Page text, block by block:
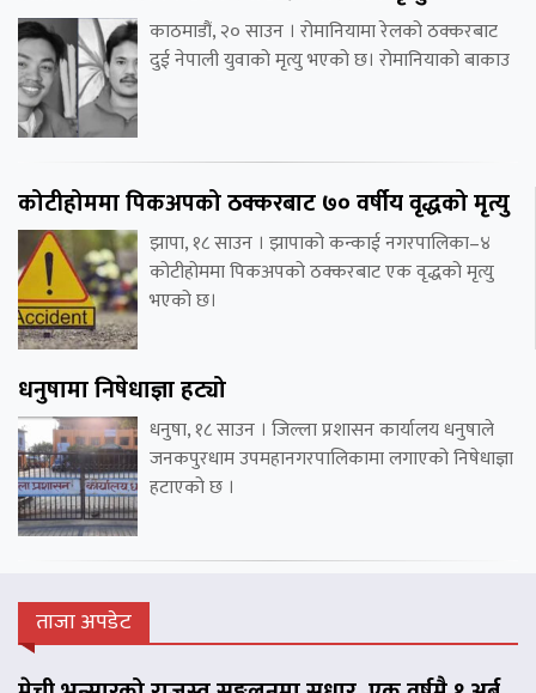
काठमाडौं, २० साउन । रोमानियामा रेलको ठक्करबाट
दुई नेपाली युवाको मृत्यु भएको छ। रोमानियाको बाकाउ
कोटीहोममा पिकअपको ठक्करबाट ७० वर्षीय वृद्धको मृत्यु
झापा, १८ साउन । झापाको कन्काई नगरपालिका–४
कोटीहोममा पिकअपको ठक्करबाट एक वृद्धको मृत्यु
भएको छ।
धनुषामा निषेधाज्ञा हट्यो
धनुषा, १८ साउन । जिल्ला प्रशासन कार्यालय धनुषाले
जनकपुरधाम उपमहानगरपालिकामा लगाएको निषेधाज्ञा
हटाएको छ ।
ताजा अपडेट